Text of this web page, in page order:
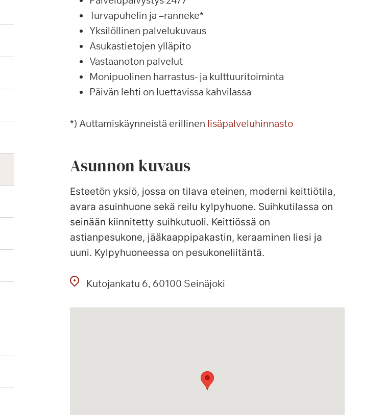
Turvapuhelin ja –ranneke*
Yksilöllinen palvelukuvaus
Asukastietojen ylläpito
Vastaanoton palvelut
Monipuolinen harrastus- ja kulttuuritoiminta
Päivän lehti on luettavissa kahvilassa
*) Auttamiskäynneistä erillinen lisäpalveluhinnasto
Asunnon kuvaus
Esteetön yksiö, jossa on tilava eteinen, moderni keittiötila,
avara asuinhuone sekä reilu kylpyhuone. Suihkutilassa on
seinään kiinnitetty suihkutuoli. Keittiössä on
astianpesukone, jääkaappipakastin, keraaminen liesi ja
uuni. Kylpyhuoneessa on pesukoneliitäntä.
Kutojankatu 6 60100 Seinäjoki